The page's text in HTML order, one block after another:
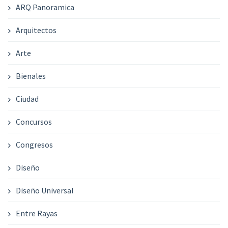
ARQ Panoramica
Arquitectos
Arte
Bienales
Ciudad
Concursos
Congresos
Diseño
Diseño Universal
Entre Rayas